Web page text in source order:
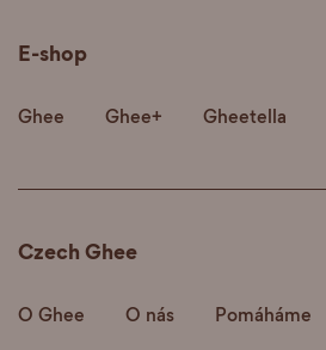
Czech Ghee
O Ghee O nás Pomáháme
E-shop
Ghee Ghee+ Gheetella